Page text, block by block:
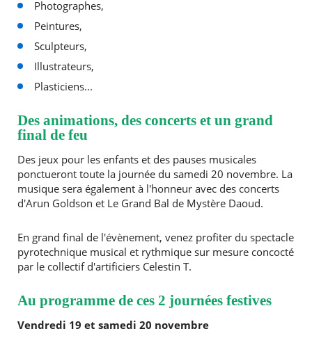
RECHERCHER ...
Photographes,
Peintures,
Sculpteurs,
Illustrateurs,
Plasticiens...
Des animations, des concerts et un grand
final de feu
Des jeux pour les enfants et des pauses musicales
ponctueront toute la journée du samedi 20 novembre. La
musique sera également à l'honneur avec des concerts
d'Arun Goldson et Le Grand Bal de Mystère Daoud.
En grand final de l'évènement, venez profiter du spectacle
pyrotechnique musical et rythmique sur mesure concocté
par le collectif d'artificiers Celestin T.
Au programme de ces 2 journées festives
Vendredi 19 et samedi 20 novembre